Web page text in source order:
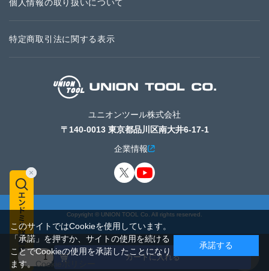
個人情報の取り扱いについて
特定商取引法に関する表示
ユニオンツール株式会社
〒140-0013 東京都品川区南大井6-17-1
企業情報
Copyright © UNION TOOL Co. All rights reserved.
このサイトではCookieを使用しています。
「承諾」を押すか、サイトの使用を続ける
ことでCookieの使用を承諾したことになり
ます。Cookieポリシー
承諾する
カートに入れる